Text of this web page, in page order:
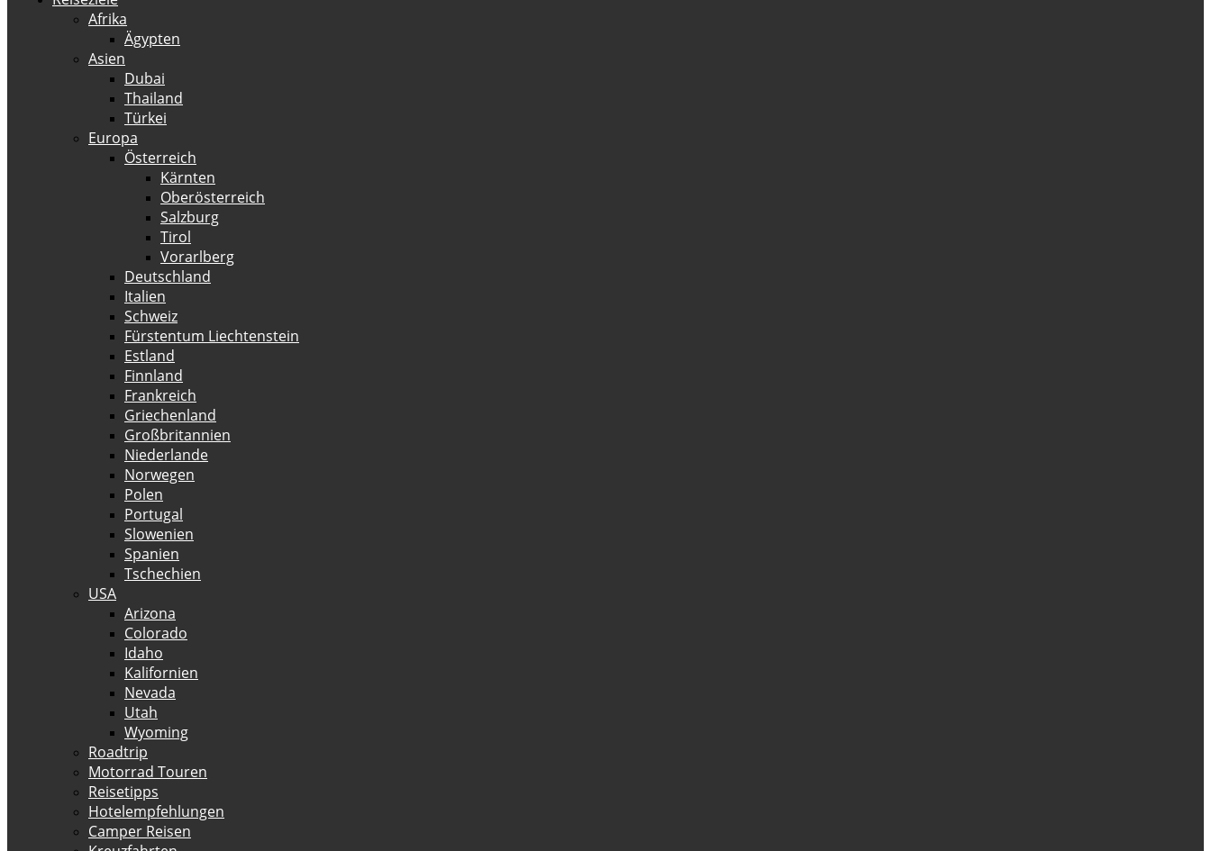
Afrika
Ägypten
Asien
Dubai
Thailand
Türkei
Europa
Österreich
Kärnten
Oberösterreich
Salzburg
Tirol
Vorarlberg
Deutschland
Italien
Schweiz
Fürstentum Liechtenstein
Estland
Finnland
Frankreich
Griechenland
Großbritannien
Niederlande
Norwegen
Polen
Portugal
Slowenien
Spanien
Tschechien
USA
Arizona
Colorado
Idaho
Kalifornien
Nevada
Utah
Wyoming
Roadtrip
Motorrad Touren
Reisetipps
Hotelempfehlungen
Camper Reisen